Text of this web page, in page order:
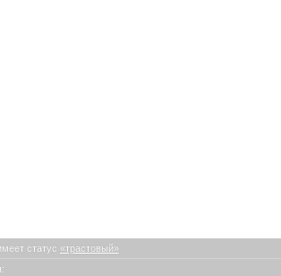
статус «трастовый»